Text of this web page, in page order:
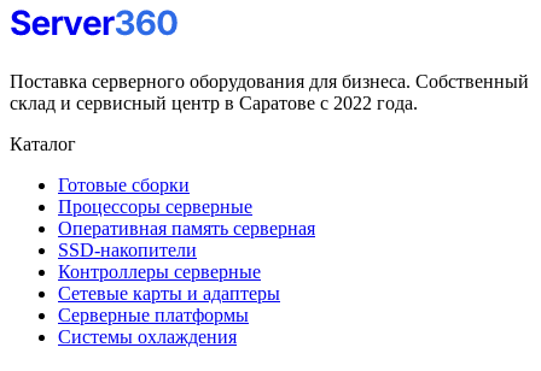
Поставка серверного оборудования для бизнеса. Собственный
склад и сервисный центр в Саратове с 2022 года.
Каталог
Готовые сборки
Процессоры серверные
Оперативная память серверная
SSD-накопители
Контроллеры серверные
Сетевые карты и адаптеры
Серверные платформы
Системы охлаждения